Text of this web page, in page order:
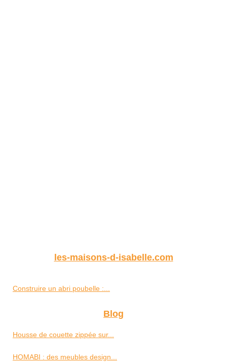
les-maisons-d-isabelle.com
Construire un abri poubelle :...
Blog
Housse de couette zippée sur...
HOMABI : des meubles design...